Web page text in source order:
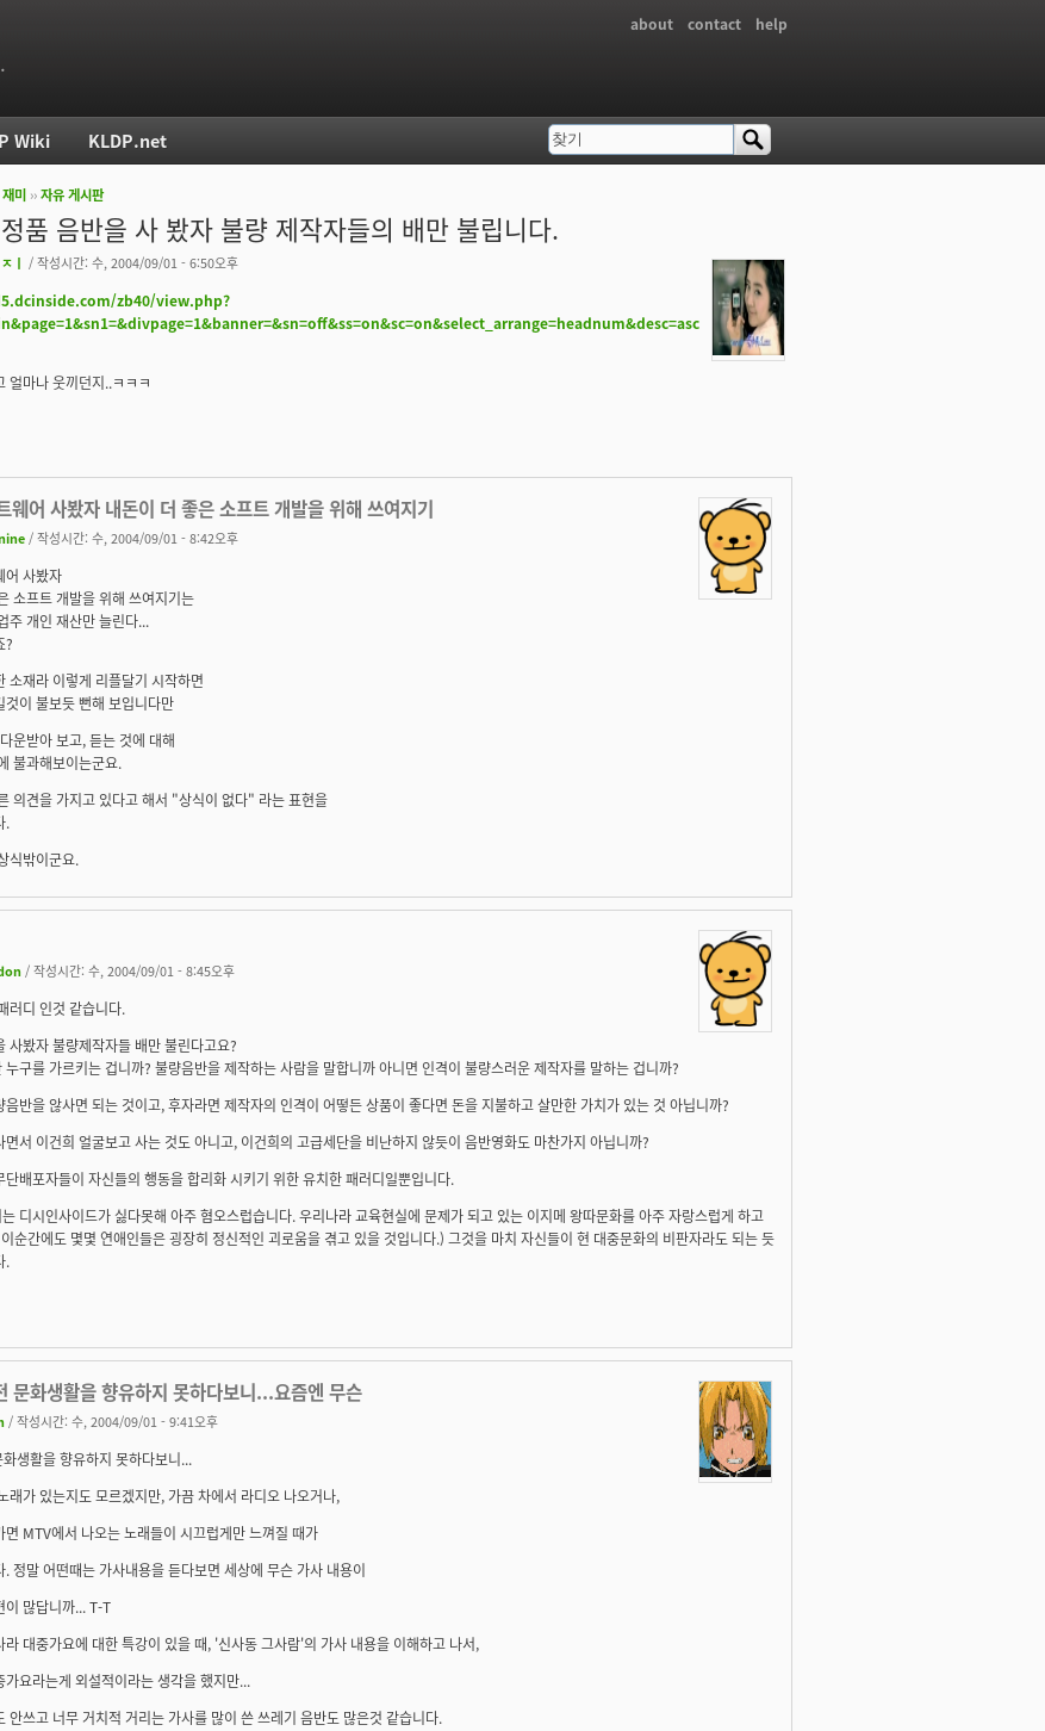
about contact help
재미 ››자유 게시판
품 음반을 사 봤자 불량 제작자들의 배만 불립니다.
ㅣ / 작성시간: 수, 2004/09/01 - 6:50오후
zb40/view.php?
얼마나 웃끼던지..ㅋㅋㅋ
웨어 사봤자 내돈이 더 좋은 소프트 개발을 위해 쓰여지기
/ 작성시간: 수, 2004/09/01 - 8:42오후
어 사봤자
소프트 개발을 위해 쓰여지기는
주 개인 재산만 늘린다...
?
소재라 이렇게 리플달기 시작하면
것이 불보듯 뻔해 보입니다만
운받아 보고, 듣는 것에 대해
불과해보이는군요.
의견을 가지고 있다고 해서 "상식이 없다" 라는 표현을
.
식밖이군요.
/ 작성시간: 수, 2004/09/01 - 8:45오후
러디 인것 같습니다.
사봤자 불량제작자들 배만 불린다고요?
누구를 가르키는 겁니까? 불량음반을 제작하는 사람을 말합니까 아니면 인격이 불량스러운 제작자를 말하는 겁니까?
음반을 않사면 되는 것이고, 후자라면 제작자의 인격이 어떻든 상품이 좋다면 돈을 지불하고 살만한 가치가 있는 것 아닙니까?
면서 이건희 얼굴보고 사는 것도 아니고, 이건희의 고급세단을 비난하지 않듯이 음반영화도 마찬가지 아닙니까?
단배포자들이 자신들의 행동을 합리화 시키기 위한 유치한 패러디일뿐입니다.
디시인사이드가 싫다못해 아주 혐오스럽습니다. 우리나라 교육현실에 문제가 되고 있는 이지메 왕따문화를 아주 자랑스럽게 하고
순간에도 몇몇 연애인들은 굉장히 정신적인 괴로움을 겪고 있을 것입니다.) 그것을 마치 자신들이 현 대중문화의 비판자라도 되는 듯
.
문화생활을 향유하지 못하다보니...요즘엔 무슨
/ 작성시간: 수, 2004/09/01 - 9:41오후
생활을 향유하지 못하다보니...
래가 있는지도 모르겠지만, 가끔 차에서 라디오 나오거나,
면 MTV에서 나오는 노래들이 시끄럽게만 느껴질 때가
. 정말 어떤때는 가사내용을 듣다보면 세상에 무슨 가사 내용이
이 많답니까... T-T
라 대중가요에 대한 특강이 있을 때, '신사동 그사람'의 가사 내용을 이해하고 나서,
가요라는게 외설적이라는 생각을 했지만...
안쓰고 너무 거치적 거리는 가사를 많이 쓴 쓰레기 음반도 많은것 같습니다.
Wiki KLDP.net 검색 폼
찾기